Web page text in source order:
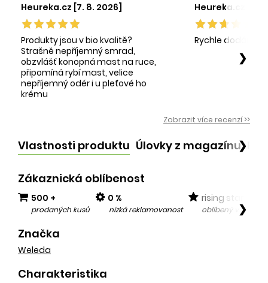
Heureka.cz [7. 8. 2026]
Produkty jsou v bio kvalitě?
Strašně nepříjemný smrad,
obzvlášť konopná mast na ruce,
připomíná rybí mast, velice
nepříjemný odér i u pleťové ho
krému
Heureka.cz [1.
Rychle dodání
❯
Zobrazit více recenzí >>
Vlastnosti produktu Úlovky z magazínu❯
Zákaznická oblíbenost
500 +
prodaných kusů
0 %
nízká reklamovanost
rising star
oblíbený v❯
Značka
Weleda
Charakteristika